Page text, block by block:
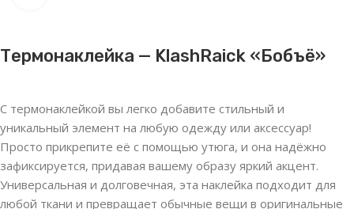
Термонаклейка — KlashRaick «Бобъё»
С термонаклейкой вы легко добавите стильный и
уникальный элемент на любую одежду или аксессуар!
Просто прикрепите её с помощью утюга, и она надёжно
зафиксируется, придавая вашему образу яркий акцент.
Универсальная и долговечная, эта наклейка подходит для
любой ткани и превращает обычные вещи в оригинальные